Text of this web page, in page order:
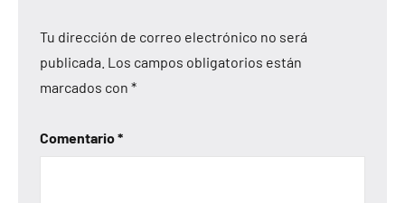
Tu dirección de correo electrónico no será
publicada. Los campos obligatorios están
marcados con *
Comentario*